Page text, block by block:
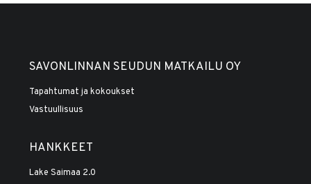
SAVONLINNAN SEUDUN MATKAILU OY
Tapahtumat ja kokoukset
Vastuullisuus
HANKKEET
Lake Saimaa 2.0